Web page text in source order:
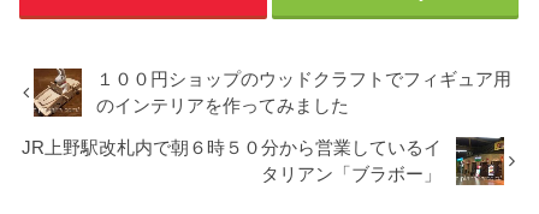
１００円ショップのウッドクラフトでフィギュア用
のインテリアを作ってみました
JR上野駅改札内で朝６時５０分から営業しているイ
タリアン「ブラボー」